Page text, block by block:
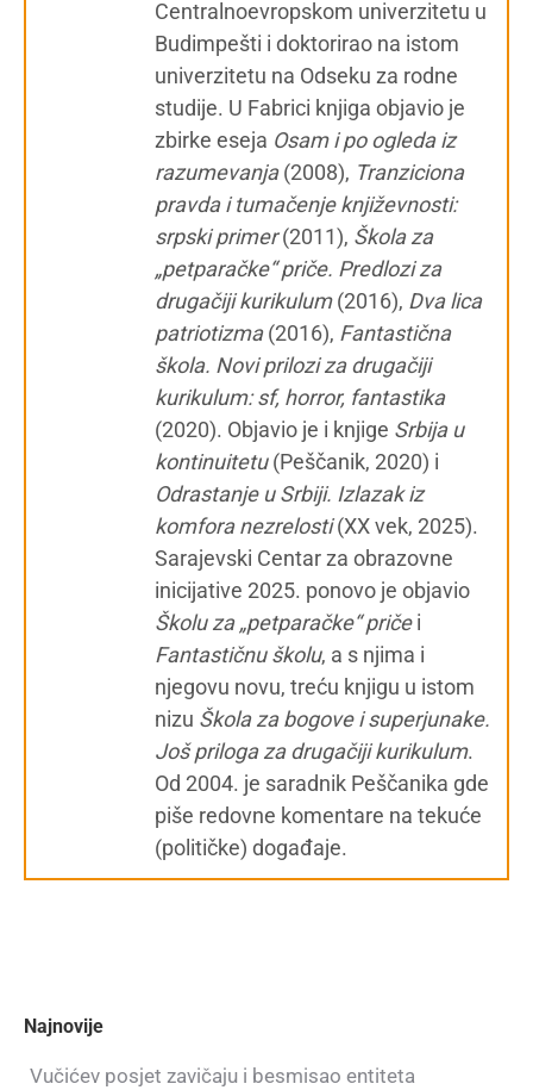
Centralnoevropskom univerzitetu u
Budimpešti i doktorirao na istom
univerzitetu na Odseku za rodne
studije. U Fabrici knjiga objavio je
zbirke eseja Osam i po ogleda iz
razumevanja(2008), Tranziciona
pravda i tumačenje književnosti:
srpski primer(2011), Škola za
„petparačke“ priče. Predlozi za
drugačiji kurikulum(2016), Dva lica
patriotizma(2016), Fantastična
škola. Novi prilozi za drugačiji
kurikulum: sf, horror, fantastika
(2020). Objavio je i knjige Srbija u
kontinuitetu(Peščanik, 2020) i
Odrastanje u Srbiji. Izlazak iz
komfora nezrelosti(XX vek, 2025).
Sarajevski Centar za obrazovne
inicijative 2025. ponovo je objavio
Školu za „petparačke“ pričei
Fantastičnu školu, a s njima i
njegovu novu, treću knjigu u istom
nizu Škola za bogove i superjunake.
Još priloga za drugačiji kurikulum.
Od 2004. je saradnik Peščanika gde
piše redovne komentare na tekuće
(političke) događaje.
Najnovije
Vučićev posjet zavičaju i besmisao entiteta